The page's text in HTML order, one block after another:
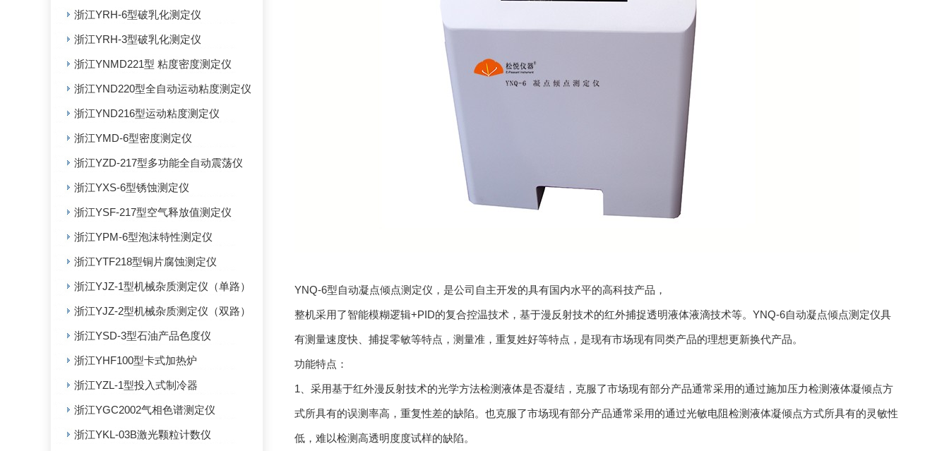
浙江YRH-6型破乳化测定仪
浙江YRH-3型破乳化测定仪
浙江YNMD221型 粘度密度测定仪
浙江YND220型全自动运动粘度测定仪
浙江YND216型运动粘度测定仪
浙江YMD-6型密度测定仪
浙江YZD-217型多功能全自动震荡仪
浙江YXS-6型锈蚀测定仪
浙江YSF-217型空气释放值测定仪
浙江YPM-6型泡沫特性测定仪
浙江YTF218型铜片腐蚀测定仪
浙江YJZ-1型机械杂质测定仪（单路）
浙江YJZ-2型机械杂质测定仪（双路）
浙江YSD-3型石油产品色度仪
浙江YHF100型卡式加热炉
浙江YZL-1型投入式制冷器
浙江YGC2002气相色谱测定仪
浙江YKL-03B激光颗粒计数仪
YNQ-6型自动凝点倾点测定仪，是公司自主开发的具有国内水平的高科技产品，
整机采用了智能模糊逻辑+PID的复合控温技术，基于漫反射技术的红外捕捉透明液体液滴技术等。YNQ-6自动凝点倾点测定仪具
有测量速度快、捕捉零敏等特点，测量准，重复姓好等特点，是现有市场现有同类产品的理想更新换代产品。
功能特点：
1、采用基于红外漫反射技术的光学方法检测液体是否凝结，克服了市场现有部分产品通常采用的通过施加压力检测液体凝倾点方
式所具有的误测率高，重复性差的缺陷。也克服了市场现有部分产品通常采用的通过光敏电阻检测液体凝倾点方式所具有的灵敏性
低，难以检测高透明度度试样的缺陷。